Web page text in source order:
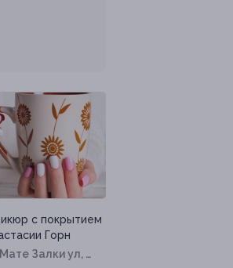
с покрытием
Горн
Залки ул, д.